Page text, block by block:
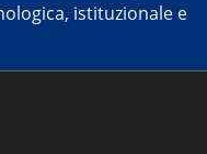
istituzionale e